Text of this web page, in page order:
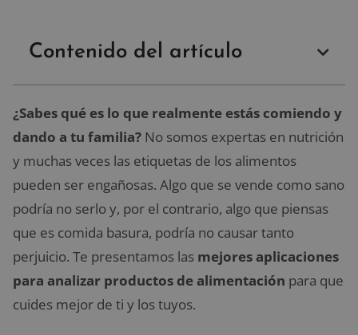
Contenido del artículo
¿Sabes qué es lo que realmente estás comiendo y
dando a tu familia? No somos expertas en nutrición
y muchas veces las etiquetas de los alimentos
pueden ser engañosas. Algo que se vende como sano
podría no serlo y, por el contrario, algo que piensas
que es comida basura, podría no causar tanto
perjuicio. Te presentamos las mejores aplicaciones
para analizar productos de alimentación para que
cuides mejor de ti y los tuyos.